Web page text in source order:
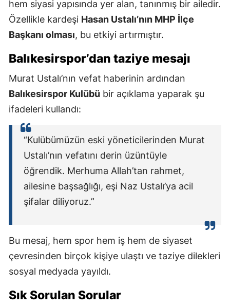
hem siyasi yapısında yer alan, tanınmış bir ailedir.
Özellikle kardeşi Hasan Ustalı’nın MHP İlçe
Başkanı olması, bu etkiyi artırmıştır.
Balıkesirspor’dan taziye mesajı
Murat Ustalı’nın vefat haberinin ardından
Balıkesirspor Kulübü bir açıklama yaparak şu
ifadeleri kullandı:
“Kulübümüzün eski yöneticilerinden Murat
Ustalı’nın vefatını derin üzüntüyle
öğrendik. Merhuma Allah’tan rahmet,
ailesine başsağlığı, eşi Naz Ustalı’ya acil
şifalar diliyoruz.”
Bu mesaj, hem spor hem iş hem de siyaset
çevresinden birçok kişiye ulaştı ve taziye dilekleri
sosyal medyada yayıldı.
Sık Sorulan Sorular